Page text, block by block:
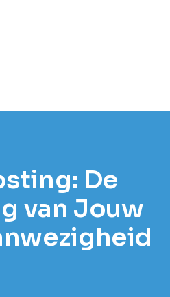
De
van Jouw